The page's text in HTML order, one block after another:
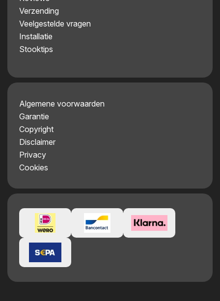
Verzending
Veelgestelde vragen
Installatie
Stooktips
Algemene voorwaarden
Garantie
Copyright
Disclaimer
Privacy
Cookies